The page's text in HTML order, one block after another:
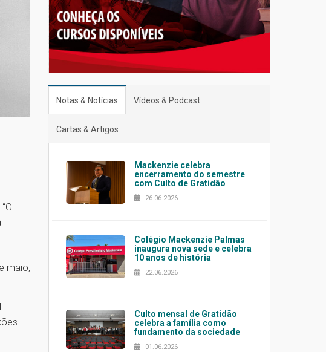
maio,
Notas & Notícias Vídeos & Podcast
Cartas & Artigos
Mackenzie celebra
encerramento do semestre
com Culto de Gratidão
26.06.2026
Colégio Mackenzie Palmas
inaugura nova sede e celebra
10 anos de história
22.06.2026
Culto mensal de Gratidão
celebra a família como
fundamento da sociedade
01.06.2026